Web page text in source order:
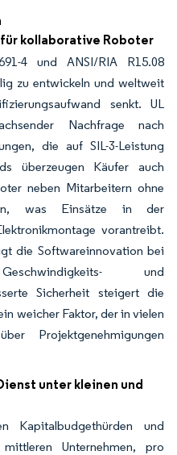
kollaborative Roboter
4 und ANSI/RIA R15.08
zu entwickeln und weltweit
senkt. UL
Nachfrage nach
die auf SIL-3-Leistung
überzeugen Käufer auch
neben Mitarbeitern ohne
was Einsätze in der
vorantreibt.
die Softwareinnovation bei
und
Sicherheit steigert die
weicher Faktor, der in vielen
Projektgenehmigungen
unter kleinen und
Kapitalbudgethürden und
Unternehmen, pro